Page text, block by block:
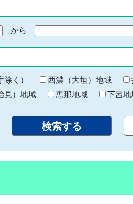
から
終
わ
り
く） 西濃（大垣）地域
見）地域 恵那地域 下呂地